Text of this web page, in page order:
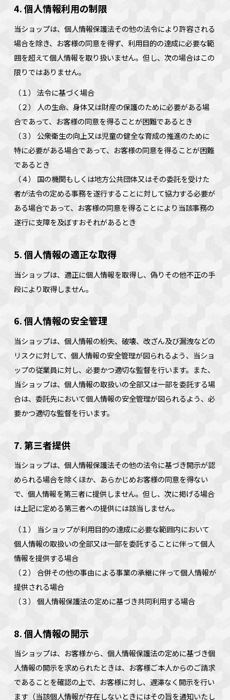
4. 個人情報利用の制限
当ショップは、個人情報保護法その他の法令により許容される
場合を除き、お客様の同意を得ず、利用目的の達成に必要な範
囲を超えて個人情報を取り扱いません。但し、次の場合はこの
限りではありません。
（１） 法令に基づく場合
（２） 人の生命、身体又は財産の保護のために必要がある場
合であって、お客様の同意を得ることが困難であるとき
（３） 公衆衛生の向上又は児童の健全な育成の推進のために
特に必要がある場合であって、お客様の同意を得ることが困難
であるとき
（４） 国の機関もしくは地方公共団体又はその委託を受けた
者が法令の定める事務を遂行することに対して協力する必要が
ある場合であって、お客様の同意を得ることにより当該事務の
遂行に支障を及ぼすおそれがあるとき
5. 個人情報の適正な取得
当ショップは、適正に個人情報を取得し、偽りその他不正の手
段により取得しません。
6. 個人情報の安全管理
当ショップは、個人情報の紛失、破壊、改ざん及び漏洩などの
リスクに対して、個人情報の安全管理が図られるよう、当ショ
ップの従業員に対し、必要かつ適切な監督を行います。また、
当ショップは、個人情報の取扱いの全部又は一部を委託する場
合は、委託先において個人情報の安全管理が図られるよう、必
要かつ適切な監督を行います。
7. 第三者提供
当ショップは、個人情報保護法その他の法令に基づき開示が認
められる場合を除くほか、あらかじめお客様の同意を得ない
で、個人情報を第三者に提供しません。但し、次に掲げる場合
は上記に定める第三者への提供には該当しません。
（１） 当ショップが利用目的の達成に必要な範囲内において
個人情報の取扱いの全部又は一部を委託することに伴って個人
情報を提供する場合
（２） 合併その他の事由による事業の承継に伴って個人情報が
提供される場合
（３） 個人情報保護法の定めに基づき共同利用する場合
8. 個人情報の開示
当ショップは、お客様から、個人情報保護法の定めに基づき個
人情報の開示を求められたときは、お客様ご本人からのご請求
であることを確認の上で、お客様に対し、遅滞なく開示を行い
ます（当該個人情報が存在しないときにはその旨を通知いたし